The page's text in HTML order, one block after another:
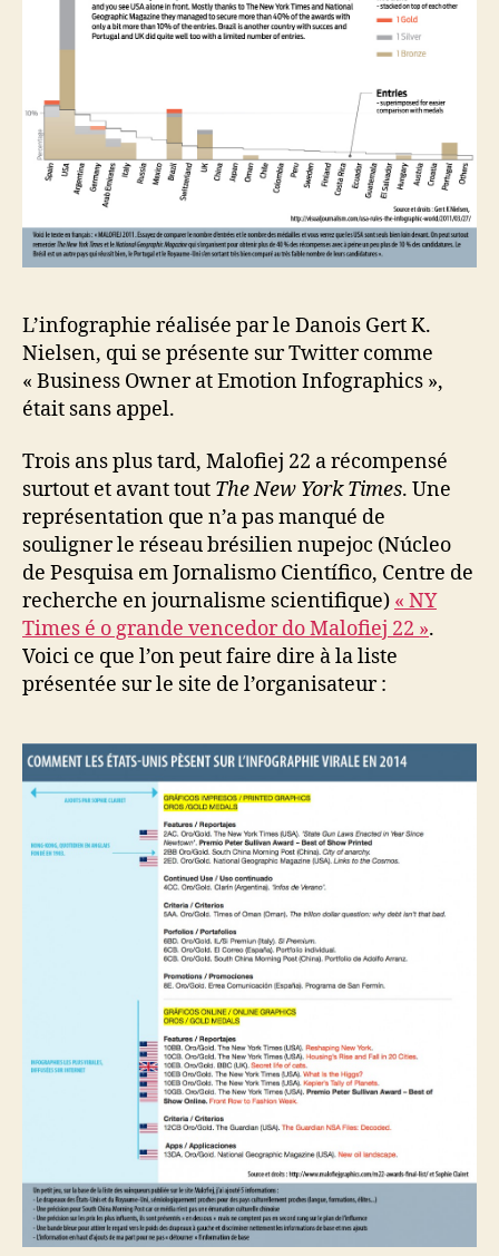
L’infographie réalisée par le Danois Gert K.
Nielsen, qui se présente sur Twitter comme
« Business Owner at Emotion Infographics »,
était sans appel.
Trois ans plus tard, Malofiej 22 a récompensé
surtout et avant tout The New York Times. Une
représentation que n’a pas manqué de
souligner le réseau brésilien nupejoc (Núcleo
de Pesquisa em Jornalismo Científico, Centre de
recherche en journalisme scientifique) « NY
Times é o grande vencedor do Malofiej 22 ».
Voici ce que l’on peut faire dire à la liste
présentée sur le site de l’organisateur :